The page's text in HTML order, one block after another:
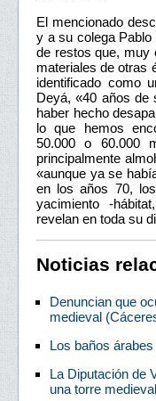
El mencionado
y a su colega
de restos que, muy
materiales de otras
identificado como
Deyá, «40 años de
haber hecho
lo que hemos
50.000 o 60.000
principalmente
«aunque ya se
en los años 70,
yacimiento -
revelan en toda su
Noticias
Denuncian que
medieval
Los baños
La Diputación de
una torre